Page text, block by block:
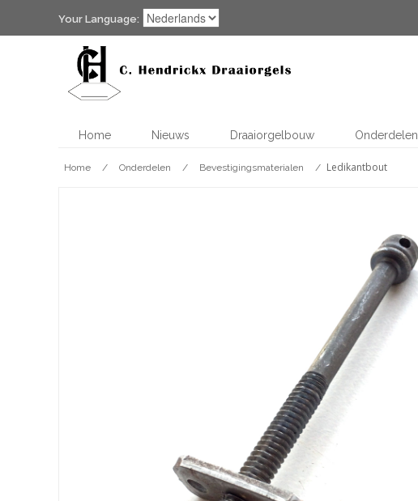
Your Language:
Home Nieuws Draaiorgelbouw Onderdelen
Home / Onderdelen / Bevestigingsmaterialen / Ledikantbout